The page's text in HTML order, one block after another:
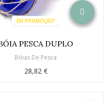
EM PROMOÇÃO!
PESCA DUPLO
Bóias De Pesca
28,82 €